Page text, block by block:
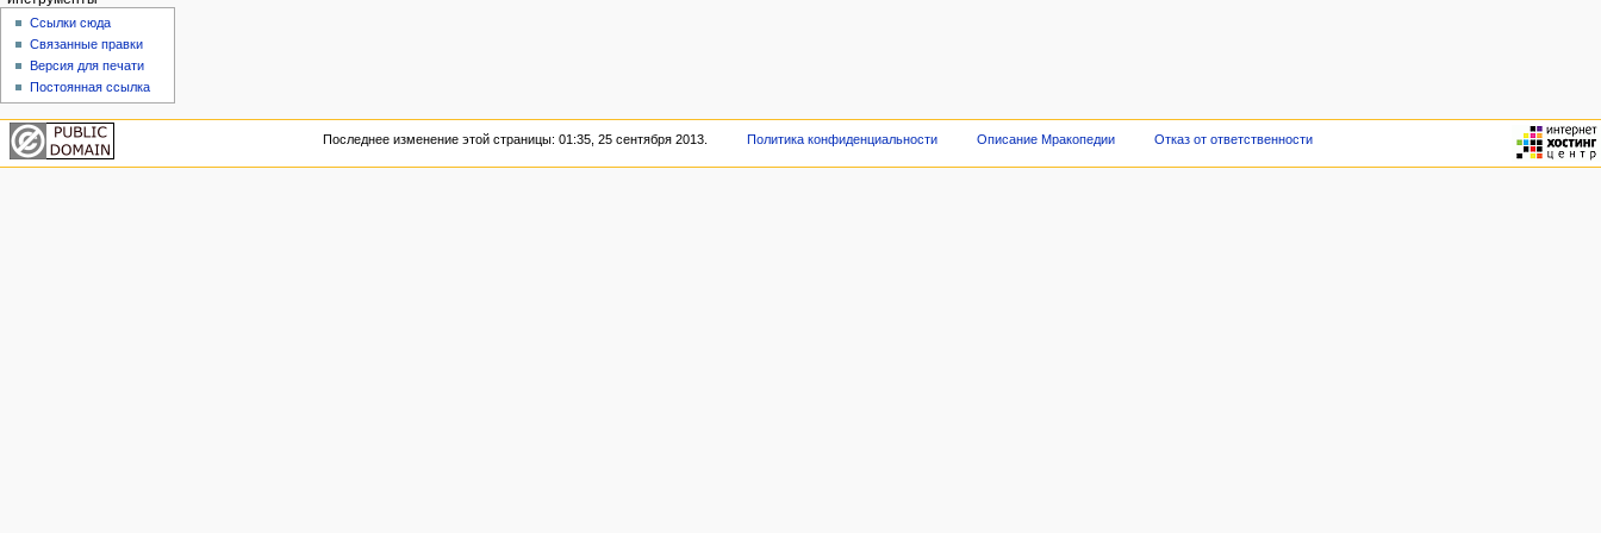
Ссылки сюда
Связанные правки
Версия для печати
Постоянная ссылка
Последнее изменение этой страницы: 01:35, 25 сентября 2013. Политика конфиденциальности Описание Мракопедии Отказ от ответственности